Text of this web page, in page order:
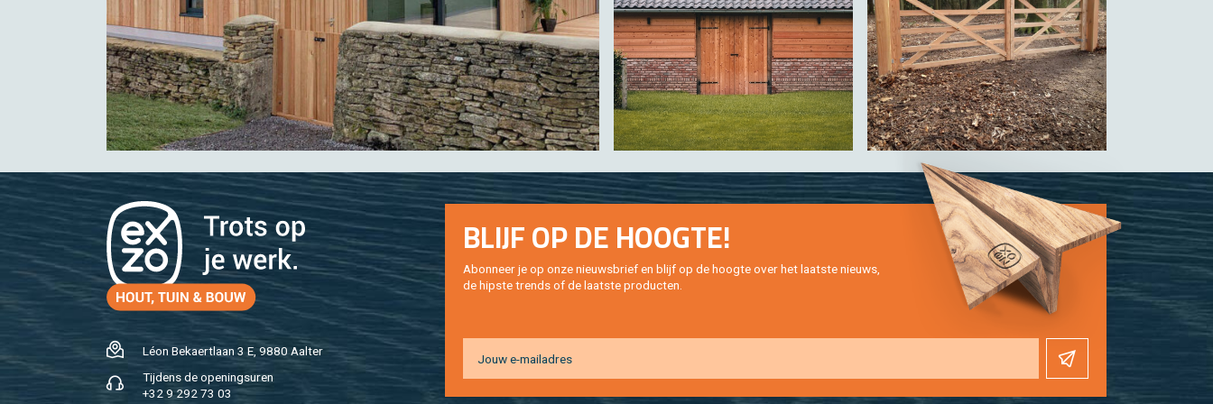
Léon Be­kaert­laan 3 E, 9880 Aal­ter
Tij­dens de ope­nings­uren
+32 9 292 73 03
BLIJF OP DE HOOG­TE!
Abon­neer je op onze nieuws­brief en blijf op de hoog­te over het laat­ste nieuws,
de hip­s­te trends of de laat­ste pro­duc­ten.